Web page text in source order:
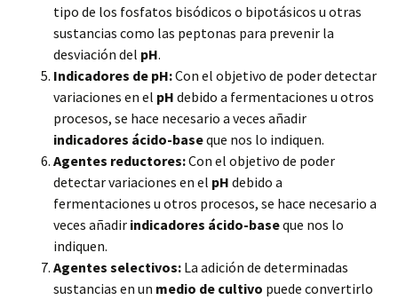
tipo de los fosfatos bisódicos o bipotásicos u otras
sustancias como las peptonas para prevenir la
desviación del pH.
Indicadores de pH:Con el objetivo de poder detectar
variaciones en el pH debido a fermentaciones u otros
procesos, se hace necesario a veces añadir
indicadores ácido-baseque nos lo indiquen.
Agentes reductores:Con el objetivo de poder
detectar variaciones en el pH debido a
fermentaciones u otros procesos, se hace necesario a
veces añadir indicadores ácido-baseque nos lo
indiquen.
Agentes selectivos: La adición de determinadas
sustancias en un medio de cultivo puede convertirlo